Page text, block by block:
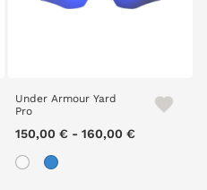
Under Armour Yard
Pro
150,00 € - 160,00 €